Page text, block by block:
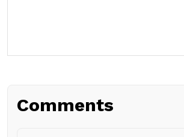
Comments